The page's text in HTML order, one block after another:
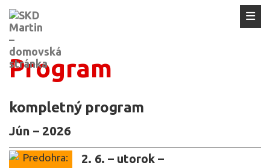
Program
kompletný program
Jún – 2026
2. 6. – utorok –